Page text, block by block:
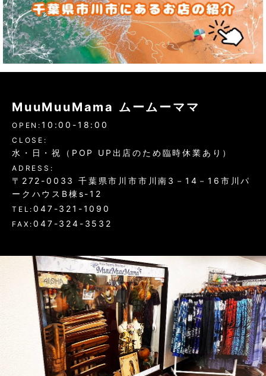
MuuMuuMama ムームーママ
OPEN: 10:00-18:00
CLOSE:
水・日・祝（POP UP出店のため臨時休業あり）
ADRESS:
〒272-0033 千葉県市川市市川南3－14－16市川パ
ークハウスB棟s-12
TEL:047-321-1090
FAX:047-324-3532